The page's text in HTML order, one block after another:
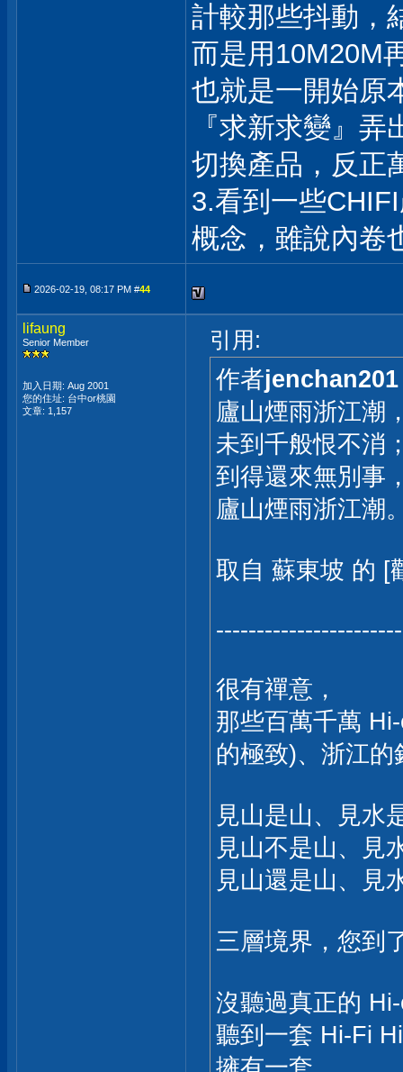
計較那些抖動，
而是用10M20M
也就是一開始原
『求新求變』
切換產品，反正
3.看到一些
概念，雖說內卷
2026-02-19, 08:17 PM #44
lifaung
Senior Member
加入日期: Aug 2001
您的住址: 台中or桃園
文章: 1,157
引用:
作者jenchan201
廬山煙雨浙江潮
未到千般恨不消
到得還來無別事
廬山煙雨浙江潮
取自 蘇東坡 的 [
很有禪意，
那些百萬千萬
的極致)、浙江
見山是山、見水
見山不是山、見
見山還是山、見
三層境界，您到
沒聽過真正的
聽到一套 Hi-Fi